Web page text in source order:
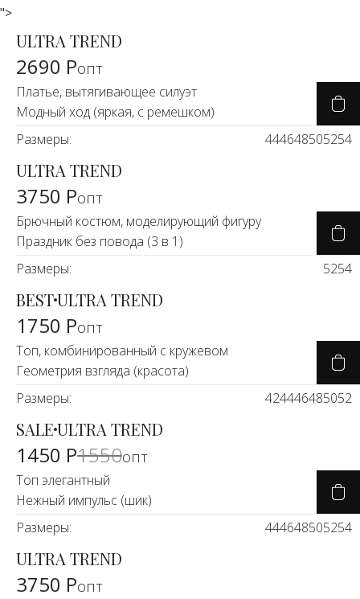
">
ULTRA TREND
2690 Ропт
Платье, вытягивающее силуэт
Модный ход (яркая, с ремешком)
Размеры:
444648505254
ULTRA TREND
3750 Ропт
Брючный костюм, моделирующий фигуру
Праздник без повода (3 в 1)
Размеры:
5254
BESTULTRA TREND
1750 Ропт
Топ, комбинированный с кружевом
Геометрия взгляда (красота)
Размеры:
424446485052
-7%
SALEULTRA TREND
1450 Р1550опт
Топ элегантный
Нежный импульс (шик)
Размеры:
444648505254
ULTRA TREND
3750 Ропт